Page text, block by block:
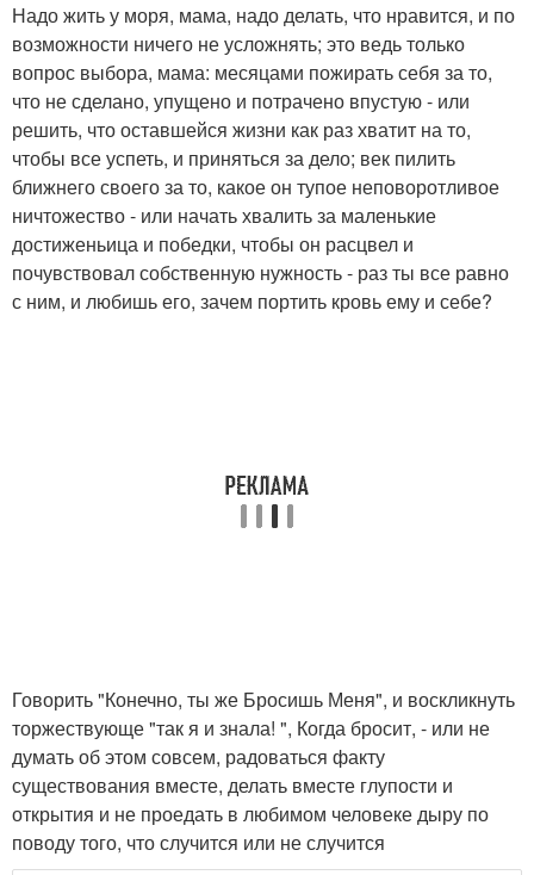
Надо жить у моря, мама, надо делать, что нравится, и по
возможности ничего не усложнять; это ведь только
вопрос выбора, мама: месяцами пожирать себя за то,
что не сделано, упущено и потрачено впустую - или
решить, что оставшейся жизни как раз хватит на то,
чтобы все успеть, и приняться за дело; век пилить
ближнего своего за то, какое он тупое неповоротливое
ничтожество - или начать хвалить за маленькие
достиженьица и победки, чтобы он расцвел и
почувствовал собственную нужность - раз ты все равно
с ним, и любишь его, зачем портить кровь ему и себе?
Говорить "Конечно, ты же Бросишь Меня", и воскликнуть
торжествующе "так я и знала! ", Когда бросит, - или не
думать об этом совсем, радоваться факту
существования вместе, делать вместе глупости и
открытия и не проедать в любимом человеке дыру по
поводу того, что случится или не случится